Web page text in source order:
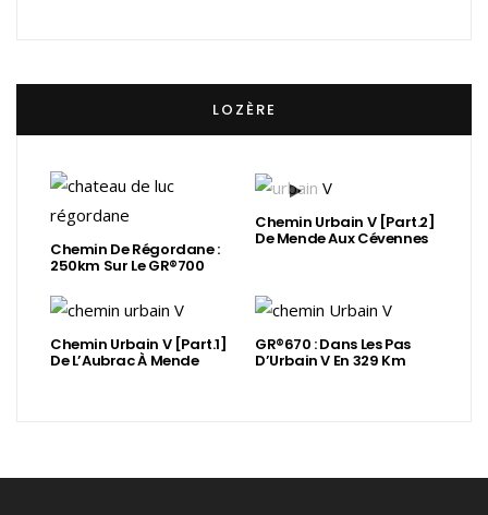
LOZÈRE
Chemin De Régordane :
250km Sur Le GR®700
Chemin Urbain V [Part.2]
De Mende Aux Cévennes
Chemin Urbain V [Part.1]
De L’Aubrac À Mende
GR®670 : Dans Les Pas
D’Urbain V En 329 Km